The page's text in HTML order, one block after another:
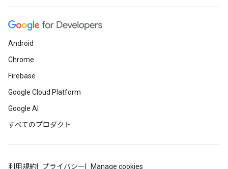
Android
Chrome
Firebase
Google Cloud Platform
Google AI
すべてのプロダクト
利用規約 プライバシー Manage cookies